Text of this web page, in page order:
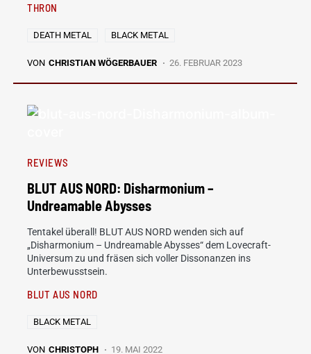
THRON
DEATH METAL BLACK METAL
VON CHRISTIAN WÖGERBAUER 26. FEBRUAR 2023
REVIEWS
BLUT AUS NORD: Disharmonium –
Undreamable Abysses
Tentakel überall! BLUT AUS NORD wenden sich auf
„Disharmonium – Undreamable Abysses“ dem Lovecraft-
Universum zu und fräsen sich voller Dissonanzen ins
Unterbewusstsein.
BLUT AUS NORD
BLACK METAL
VON CHRISTOPH 19. MAI 2022